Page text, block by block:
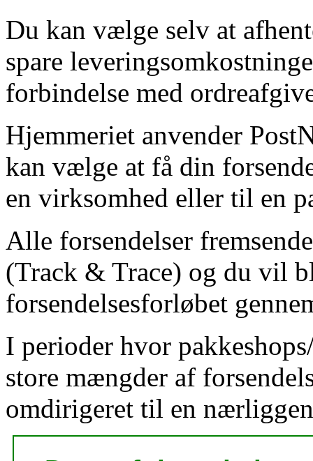
Du kan vælge selv at
spare
forbindelse med
Hjemmeriet anvender
kan vælge at få din
en virksomhed eller til en
Alle forsendelser
(Track & Trace) og du vil
forsendelsesforløbet
I perioder hvor
store mængder af
omdirigeret til en